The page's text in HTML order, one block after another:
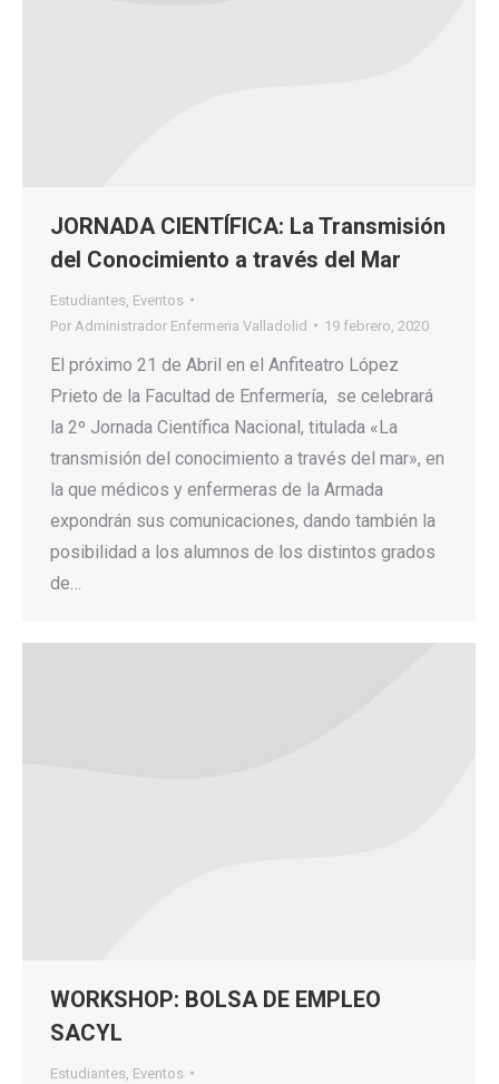
JORNADA CIENTÍFICA: La Transmisión
del Conocimiento a través del Mar
Estudiantes Eventos
Por Administrador Enfermeria Valladolid 19 febrero, 2020
El próximo 21 de Abril en el Anfiteatro López
Prieto de la Facultad de Enfermería, se celebrará
la 2º Jornada Científica Nacional, titulada «La
transmisión del conocimiento a través del mar», en
la que médicos y enfermeras de la Armada
expondrán sus comunicaciones, dando también la
posibilidad a los alumnos de los distintos grados
de…
WORKSHOP: BOLSA DE EMPLEO
SACYL
Estudiantes Eventos